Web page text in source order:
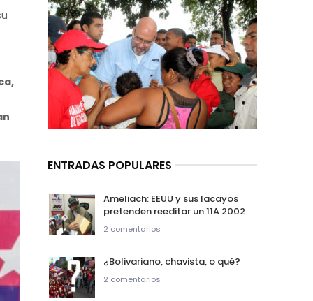
ENTRADAS POPULARES
Ameliach: EEUU y sus lacayos
pretenden reeditar un 11A 2002
2 comentarios
¿Bolivariano, chavista, o qué?
2 comentarios